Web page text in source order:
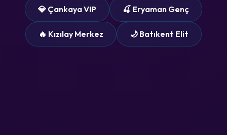
💎 Çankaya VIP 🍒 Eryaman Genç
🔥 Kızılay Merkez 🌙 Batıkent Elit